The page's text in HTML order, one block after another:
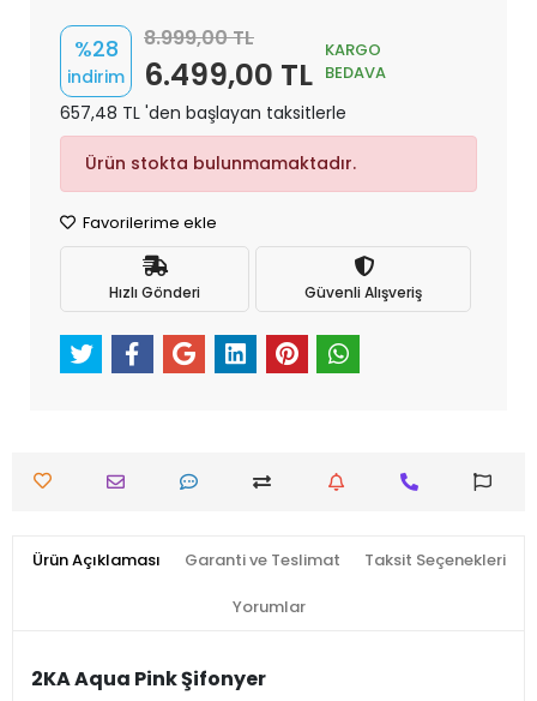
%28
indirim
8.999,00 TL
6.499,00 TL
KARGO
BEDAVA
657,48 TL 'den başlayan taksitlerle
Ürün stokta bulunmamaktadır.
Favorilerime ekle
Hızlı Gönderi Güvenli Alışveriş
Ürün Açıklaması Garanti ve Teslimat Taksit Seçenekleri
Yorumlar
2KA Aqua Pink Şifonyer